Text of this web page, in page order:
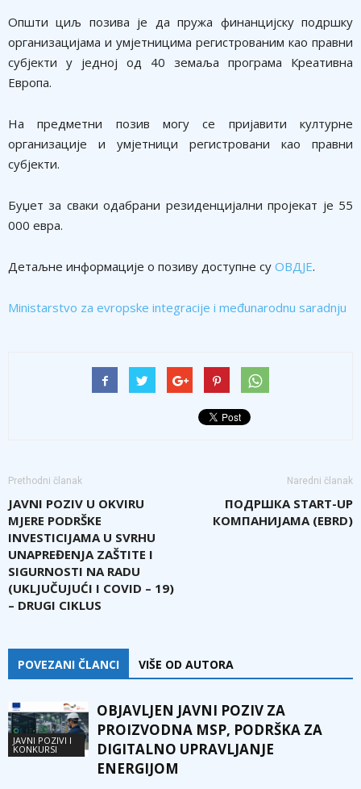
Општи циљ позива је да пружа финанцијску подршку
организацијама и умјетницима регистрованим као правни
субјекти у једној од 40 земаља програма Креативна
Европа.
На предметни позив могу се пријавити културне
организације и умјетници регистровани као правни
субјекти.
Буџет за сваки одабрани резиденцијални пројекат је 55
000 евра.
Детаљне информације о позиву доступне су ОВДЈЕ.
Ministarstvo za evropske integracije i međunarodnu saradnju
Prethodni članak
JAVNI POZIV U OKVIRU
MJERE PODRŠKE
INVESTICIJAMA U SVRHU
UNAPREĐENJA ZAŠTITE I
SIGURNOSTI NA RADU
(UKLJUČUJUĆI I COVID – 19)
– DRUGI CIKLUS
Naredni članak
ПОДРШКА START-UP
КОМПАНИЈАМА (EBRD)
POVEZANI ČLANCI VIŠE OD AUTORA
JAVNI POZIVI I
KONKURSI
OBJAVLJEN JAVNI POZIV ZA
PROIZVODNA MSP, PODRŠKA ZA
DIGITALNO UPRAVLJANJE
ENERGIJOM